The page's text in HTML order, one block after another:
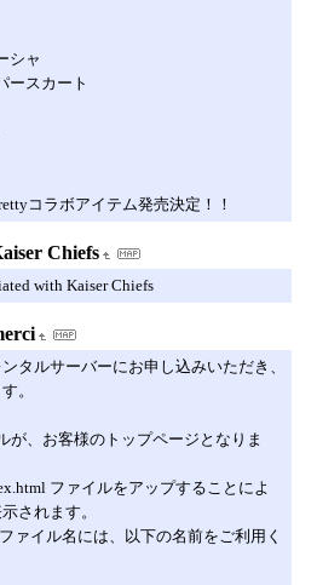
シャ
ースカート
コラボアイテム発売決定！！
Chiefs
with Kaiser Chiefs
タルサーバーにお申し込みいただき、
。
が、お客様のトップページとなりま
ファイルをアップすることによ
されます。
ァイル名には、以下の名前をご利用く